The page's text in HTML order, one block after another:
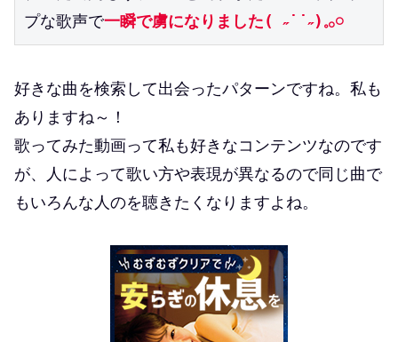
プな歌声で一瞬で虜になりました( ˶˙˙˶)𓈒𓂂𓏸
好きな曲を検索して出会ったパターンですね。私も
ありますね～！
歌ってみた動画って私も好きなコンテンツなのです
が、人によって歌い方や表現が異なるので同じ曲で
もいろんな人のを聴きたくなりますよね。